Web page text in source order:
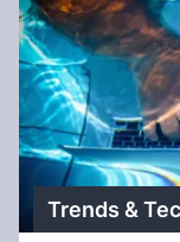
Trends &